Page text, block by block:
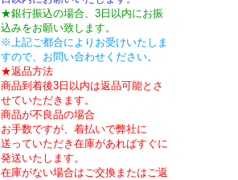
★銀行振込の場合、3日以内にお振
込みをお願い致します。
※上記ご都合によりお受けいたしま
すので、お問い合わせください。
★返品方法
商品到着後3日以内は返品可能とさ
せていただきます。
商品が不良品の場合
お手数ですが、着払いで弊社に
送っていただき在庫があればすぐに
発送いたします。
在庫がない場合はご交換またはご返